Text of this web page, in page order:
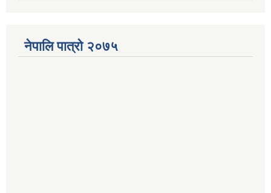
नेपालि पात्रो २०७५